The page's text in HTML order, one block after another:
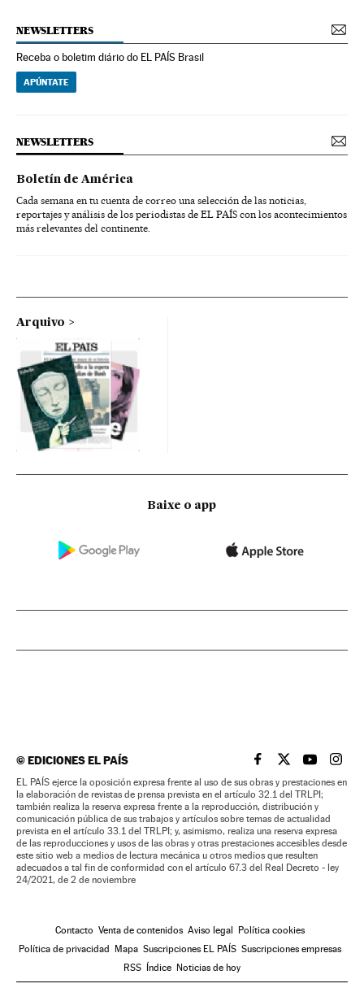
NEWSLETTERS
Receba o boletim diário do EL PAÍS Brasil
APÚNTATE
NEWSLETTERS
Boletín de América
Cada semana en tu cuenta de correo una selección de las noticias,
reportajes y análisis de los periodistas de EL PAÍS con los acontecimientos
más relevantes del continente.
Arquivo
Baixe o app
©EDICIONES EL PAÍS EL PAÍS BRASIL EN
EL PAÍSEL PAÍS
EL
EL PAÍS ejerce la oposición expresa frente al uso de sus obras y prestaciones en
la elaboración de revistas de prensa prevista en el artículo 32.1 del TRLPI;
también realiza la reserva expresa frente a la reproducción, distribución y
comunicación pública de sus trabajos y artículos sobre temas de actualidad
prevista en el artículo 33.1 del TRLPI; y, asimismo, realiza una reserva expresa
de las reproducciones y usos de las obras y otras prestaciones accesibles desde
este sitio web a medios de lectura mecánica u otros medios que resulten
adecuados a tal fin de conformidad con el artículo 67.3 del Real Decreto - ley
24/2021, de 2 de noviembre
Contacto Venta de contenidos Aviso legal
Política cookies
Política de privacidad
Mapa Suscripciones EL PAÍS Suscripciones empresas
RSS
Índice Noticias de hoy